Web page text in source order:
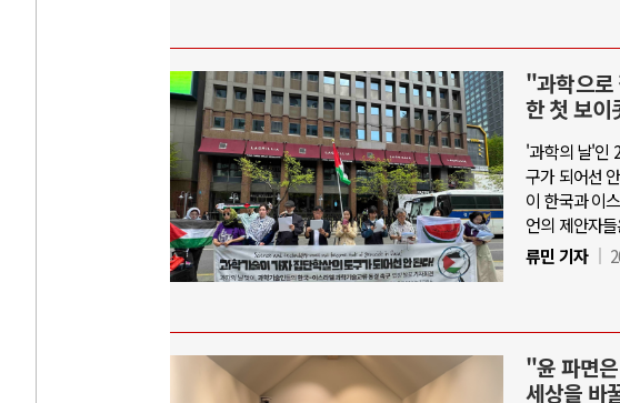
"과학으로
한 첫 보이
'과학의 날'인
구가 되어선
이 한국과 이
언의 제안자
류민 기자
"윤 파면
세상을 바